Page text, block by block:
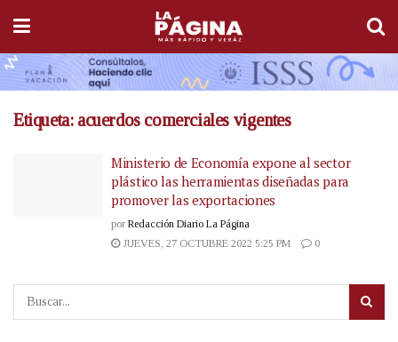
Etiqueta: acuerdos comerciales vigentes
Ministerio de Economía expone al sector
plástico las herramientas diseñadas para
promover las exportaciones
por Redacción Diario La Página
JUEVES, 27 OCTUBRE 2022 5:25 PM
0